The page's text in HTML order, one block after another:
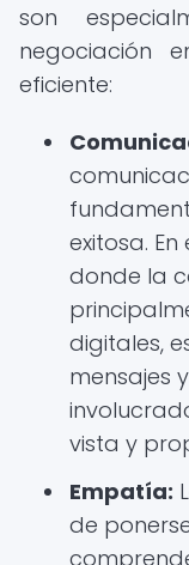
son
negociación
eficiente:
exitosa.
donde la
digitales,
mensajes
vista y
Empatía:
de